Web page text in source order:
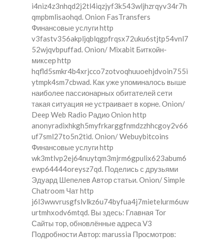
i4niz4z3nhqd2j2tl4iqzjyf3k543wljhzrqyv34r7h
qmpbmlisaohqd. Onion FasTransfers
Финансовые услуги http
v3fastv356akpljqblqgpfrqsx72uku6stjtp54vnl7
52wjqvbpuffad. Onion/ Mixabit Биткойн-
миксер http
hqfld5smkr4b4xrjcco7zotvoqhuuoehjdvoin755i
ytmpk4sm7cbwad. Как уже упоминалось выше
наиболее пассионарных обитателей сети
такая ситуация не устраивает в корне. Onion/
Deep Web Radio Радио Onion http
anonyradixhkgh5myfrkarggfnmdzzhhcgoy2v66
uf7sml27to5n2tid. Onion/ Webuybitcoins
Финансовые услуги http
wk3mtlvp2ej64nuytqm3mjrm6gpulix623abum6
ewp64444oreysz7qd. Поделись с друзьями
Эдуард Шепелев Автор статьи. Onion/ Simple
Chatroom Чат http
j6l3wwvrusgfslvlkz6u74byfua4j7mietelurm6uw
urtmhxodv6mtqd. Вы здесь: Главная Tor
Сайты тор, обновлённые адреса V3
Подробности Автор: marussia Просмотров: